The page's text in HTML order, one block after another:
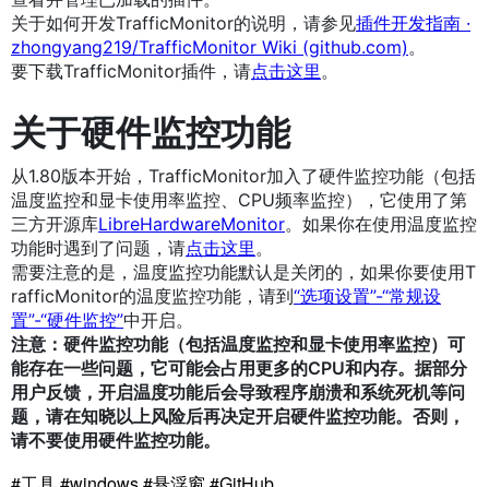
关于如何开发TrafficMonitor的说明，请参见插件开发指南 ·
zhongyang219/TrafficMonitor Wiki (github.com) 。
要下载TrafficMonitor插件，请点击这里 。
关于硬件监控功能
从1.80版本开始，TrafficMonitor加入了硬件监控功能（包括
温度监控和显卡使用率监控、CPU频率监控），它使用了第
三方开源库LibreHardwareMonitor。如果你在使用温度监控
功能时遇到了问题，请点击这里。
需要注意的是，温度监控功能默认是关闭的，如果你要使用T
rafficMonitor的温度监控功能，请到“选项设置”-“常规设
置”-“硬件监控”中开启。
注意：硬件监控功能（包括温度监控和显卡使用率监控）可
能存在一些问题，它可能会占用更多的CPU和内存。据部分
用户反馈，开启温度功能后会导致程序崩溃和系统死机等问
题，请在知晓以上风险后再决定开启硬件监控功能。否则，
请不要使用硬件监控功能。